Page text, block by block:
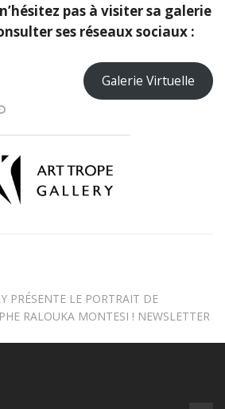
pas à visiter sa galerie
ses réseaux sociaux :
Galerie Virtuelle
PRÉSENTE LE PORTRAIT DE
RALOUKA MONTESI ! NEWSLETTER